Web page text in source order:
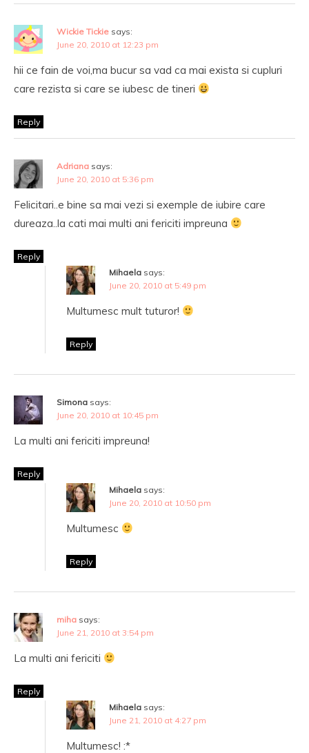
Wickie Tickie says:
June 20, 2010 at 12:23 pm
hii ce fain de voi,ma bucur sa vad ca mai exista si cupluri
care rezista si care se iubesc de tineri
Reply
Adriana says:
June 20, 2010 at 5:36 pm
Felicitari..e bine sa mai vezi si exemple de iubire care
dureaza..la cati mai multi ani fericiti impreuna
Reply
Mihaela says:
June 20, 2010 at 5:49 pm
Multumesc mult tuturor!
Reply
Simona says:
June 20, 2010 at 10:45 pm
La multi ani fericiti impreuna!
Reply
Mihaela says:
June 20, 2010 at 10:50 pm
Multumesc
Reply
miha says:
June 21, 2010 at 3:54 pm
La multi ani fericiti
Reply
Mihaela says:
June 21, 2010 at 4:27 pm
Multumesc! :*